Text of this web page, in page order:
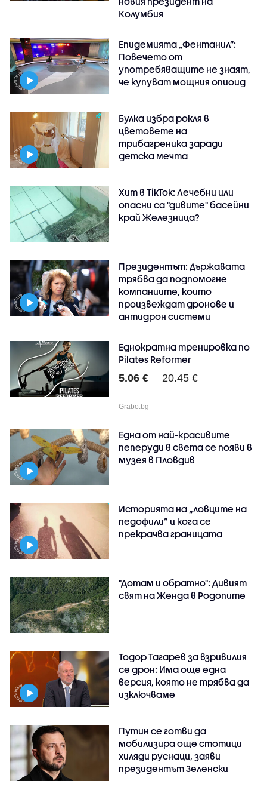
Колумбия
Епидемията „Фентанил”:
Повечето от
употребяващите не знаят,
че купуват мощния опиоид
Булка избра рокля в
цветовете на
трибагреника заради
детска мечта
Хит в TikTok: Лечебни или
опасни са "дивите" басейни
край Железница?
Президентът: Държавата
трябва да подпомогне
компаниите, които
произвеждат дронове и
антидрон системи
Еднократна тренировка по
Pilates Reformer
5.06 € 20.45 €
Grabo.bg
Една от най-красивите
пеперуди в света се появи в
музея в Пловдив
Историята на „ловците на
педофили” и кога се
прекрачва границата
"Дотам и обратно": Дивият
свят на Женда в Родопите
Тодор Тагарев за взривилия
се дрон: Има още една
версия, която не трябва да
изключваме
Путин се готви да
мобилизира още стотици
хиляди руснаци, заяви
президентът Зеленски